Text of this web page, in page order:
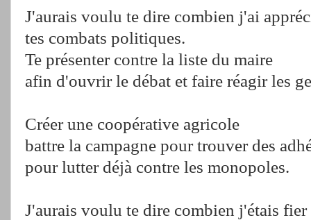
J'aurais voulu te dire combien j'ai
tes combats politiques.
Te présenter contre la liste du maire
afin d'ouvrir le débat et faire réagir les
Créer une coopérative agricole
battre la campagne pour trouver des
pour lutter déjà contre les monopoles.
J'aurais voulu te dire combien j'étais fier